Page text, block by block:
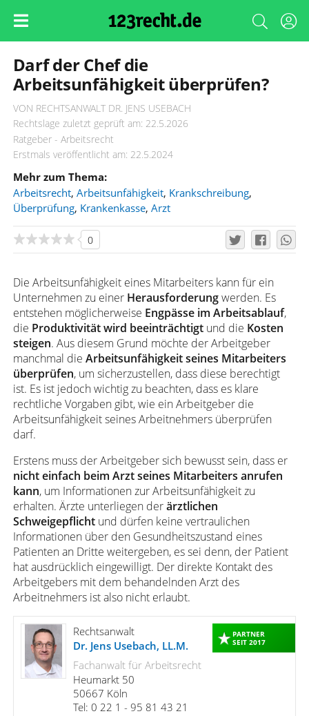
Darf der Chef die
Arbeitsunfähigkeit überprüfen?
VON RECHTSANWALT DR. JENS USEBACH
Rechtslage zuletzt geprüft am: 22.5.2026
Ratgeber - Arbeitsrecht
Erstmals veröffentlicht am: 22.5.2024
Mehr zum Thema:
Arbeitsrecht, Arbeitsunfähigkeit, Krankschreibung,
Überprüfung, Krankenkasse, Arzt
0
Die Arbeitsunfähigkeit eines Mitarbeiters kann für ein
Unternehmen zu einerHerausforderungwerden. Es
entstehen möglicherweise Engpässe im Arbeitsablauf,
die Produktivität wird beeinträchtigtund die Kosten
steigen. Aus diesem Grund möchte der Arbeitgeber
manchmal die Arbeitsunfähigkeit seines Mitarbeiters
überprüfen, um sicherzustellen, dass diese berechtigt
ist. Es ist jedoch wichtig zu beachten, dass es klare
rechtliche Vorgaben gibt, wie ein Arbeitgeber die
Arbeitsunfähigkeit seines Arbeitnehmers überprüfen
darf.
Erstens muss der Arbeitgeber sich bewusst sein, dass er
nicht einfach beim Arzt seines Mitarbeiters anrufen
kann, um Informationen zur Arbeitsunfähigkeit zu
erhalten. Ärzte unterliegen derärztlichen
Schweigepflichtund dürfen keine vertraulichen
Informationen über den Gesundheitszustand eines
Patienten an Dritte weitergeben, es sei denn, der Patient
hat ausdrücklich eingewilligt. Der direkte Kontakt des
Arbeitgebers mit dem behandelnden Arzt des
Arbeitnehmers ist also nicht erlaubt.
PARTNER
SEIT 2017
Rechtsanwalt
Dr. Jens Usebach, LL.M.
Fachanwalt für Arbeitsrecht
Heumarkt 50
50667 Köln
Tel: 0 22 1 - 95 81 43 21